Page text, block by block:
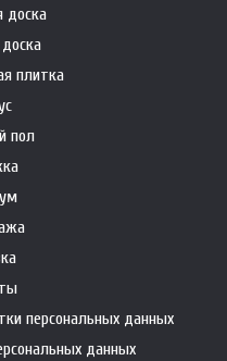
доска
плитка
пол
персональных данных
данных